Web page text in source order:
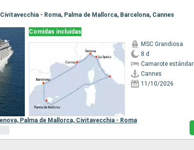
- Roma, Palma de Mallorca, Barcelona, Cannes
Comidas incluidas
MSC Grandiosa
8 d
Camarote estándar
Cannes
11/10/2026
Palma de Mallorca, Civitavecchia - Roma